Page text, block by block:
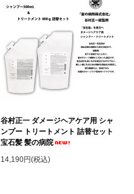
谷村正一 ダメージヘアケア用 シャ
ンプー トリートメント 詰替セット
宝石髪 髪の病院
14,190円(税込)